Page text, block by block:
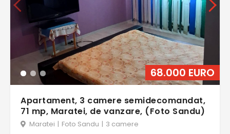
68.000 EURO
Apartament, 3 camere semidecomandat,
71 mp, Maratei, de vanzare, (Foto Sandu)
Maratei | Foto Sandu | 3 camere